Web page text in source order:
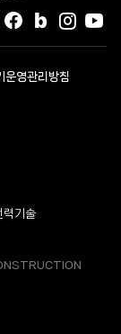
인스
블로그
페이스북
운영관리방침
기술